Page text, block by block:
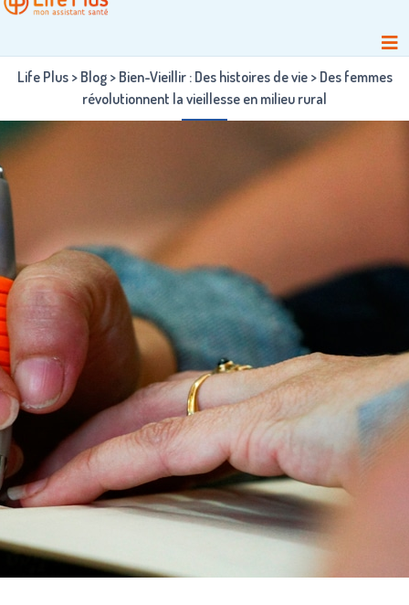
Life Plus> Blog> Bien-Vieillir : Des histoires de vie> Des femmes
révolutionnent la vieillesse en milieu rural